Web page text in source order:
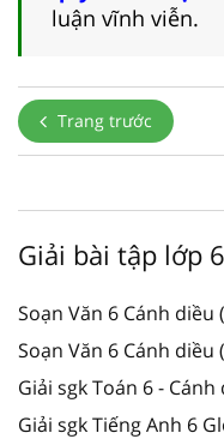
luận vĩnh viễn.
Trang trước
Giải bài tập lớp
Soạn Văn 6 Cánh diều
Soạn Văn 6 Cánh diều
Giải sgk Toán 6 - Cánh
Giải sgk Tiếng Anh 6